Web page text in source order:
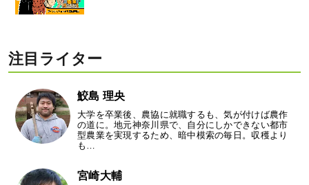
注目ライター
鮫島 理央
大学を卒業後、農協に就職するも、気が付けば農作
の道に。地元神奈川県で、自分にしかできない都市
型農業を実現するため、暗中模索の毎日。収穫より
も…
宮崎大輔